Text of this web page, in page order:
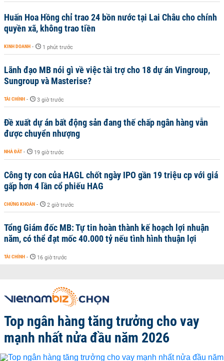
Huấn Hoa Hồng chỉ trao 24 bồn nước tại Lai Châu cho chính
quyền xã, không trao tiền
KINH DOANH - 1 phút trước
Lãnh đạo MB nói gì về việc tài trợ cho 18 dự án Vingroup,
Sungroup và Masterise?
TÀI CHÍNH - 3 giờ trước
Đề xuất dự án bất động sản đang thế chấp ngân hàng vẫn
được chuyển nhượng
NHÀ ĐẤT - 19 giờ trước
Công ty con của HAGL chốt ngày IPO gần 19 triệu cp với giá
gấp hơn 4 lần cổ phiếu HAG
CHỨNG KHOÁN - 2 giờ trước
Tổng Giám đốc MB: Tự tin hoàn thành kế hoạch lợi nhuận
năm, có thể đạt mốc 40.000 tỷ nếu tình hình thuận lợi
TÀI CHÍNH - 16 giờ trước
Top ngân hàng tăng trưởng cho vay
mạnh nhất nửa đầu năm 2026